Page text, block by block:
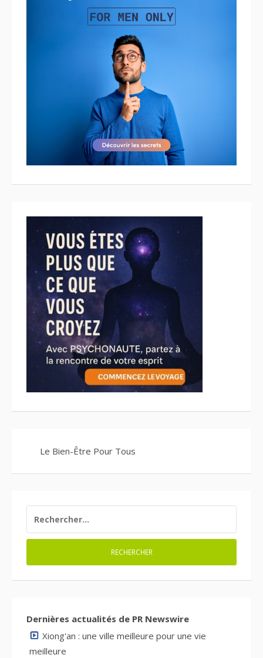
Le Bien-Être Pour Tous
Dernières actualités de PR Newswire
Xiong'an : une ville meilleure pour une vie
meilleure